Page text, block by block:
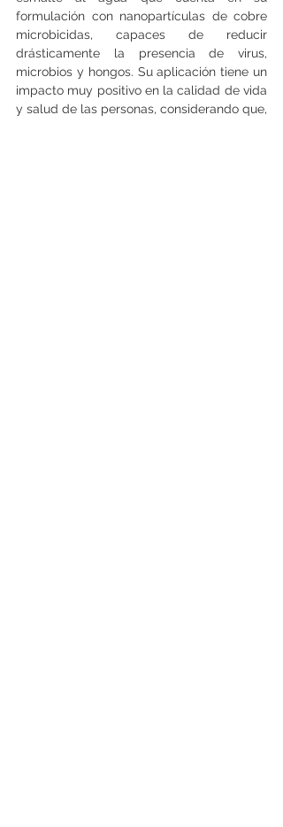
formulación con nanopartículas de cobre
microbicidas, capaces de reducir
drásticamente la presencia de virus,
microbios y hongos. Su aplicación tiene un
impacto muy positivo en la calidad de vida
y salud de las personas, considerando que,